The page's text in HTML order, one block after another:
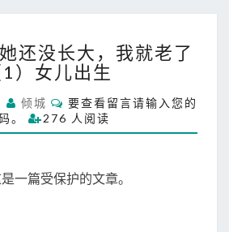
码
保
：
她
长
还没长大，我就老了
1）女儿出生
倾城
C
O
M
M
T
S
要查看留言请输入您的
。
276 人阅读
一篇受保护的文章。